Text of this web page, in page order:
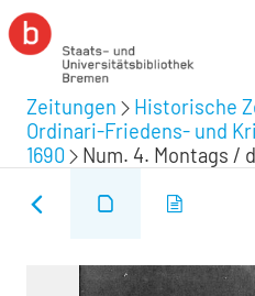
Zeitungen Historische
Ordinari-Friedens- und
1690
Num. 4. Montags /